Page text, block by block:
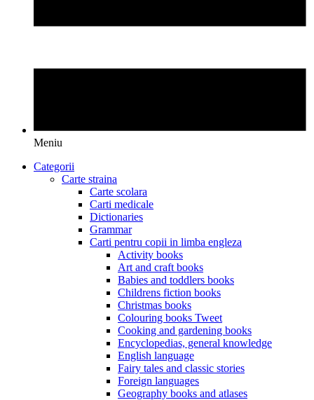
Meniu
Categorii
Carte straina
Carte scolara
Carti medicale
Dictionaries
Grammar
Carti pentru copii in limba engleza
Activity books
Art and craft books
Babies and toddlers books
Childrens fiction books
Christmas books
Colouring books Tweet
Cooking and gardening books
Encyclopedias, general knowledge
English language
Fairy tales and classic stories
Foreign languages
Geography books and atlases